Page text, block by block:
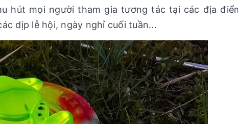
hút mọi người tham gia tương tác tại các địa
dịp lễ hội, ngày nghỉ cuối tuần...